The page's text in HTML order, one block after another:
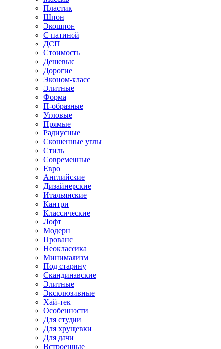
Пластик
Шпон
Экошпон
С патиной
ДСП
Стоимость
Дешевые
Дорогие
Эконом-класс
Элитные
Форма
П-образные
Угловые
Прямые
Радиусные
Скошенные углы
Стиль
Современные
Евро
Английские
Дизайнерские
Итальянские
Кантри
Классические
Лофт
Модерн
Прованс
Неоклассика
Минимализм
Под старину
Скандинавские
Элитные
Эксклюзивные
Хай-тек
Особенности
Для студии
Для хрущевки
Для дачи
Встроенные